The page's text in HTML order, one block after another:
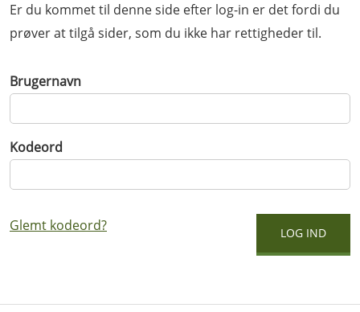
Er du kommet til denne side efter log-in er det fordi du
prøver at tilgå sider, som du ikke har rettigheder til.
Brugernavn
Kodeord
Glemt kodeord?